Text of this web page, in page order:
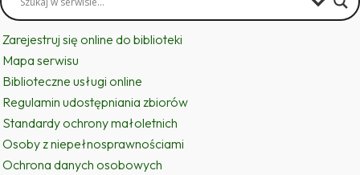
Zarejestruj się online do biblioteki
Mapa serwisu
Biblioteczne usługi online
Regulamin udostępniania zbiorów
Standardy ochrony małoletnich
Osoby z niepełnosprawnościami
Ochrona danych osobowych